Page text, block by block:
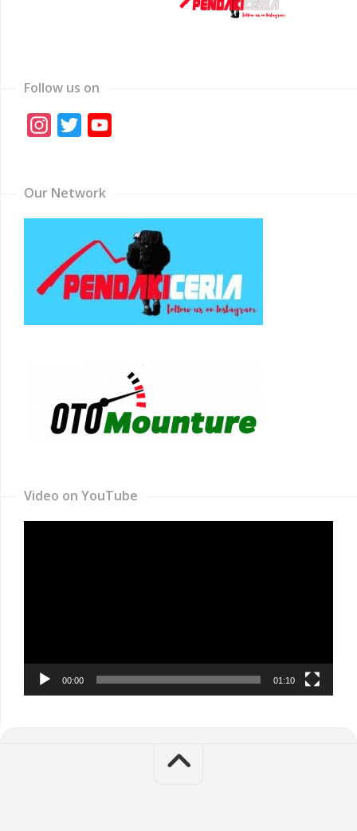
Follow us on
Instagram
Twitter
Our Network
Video on YouTube
00:00 01:10